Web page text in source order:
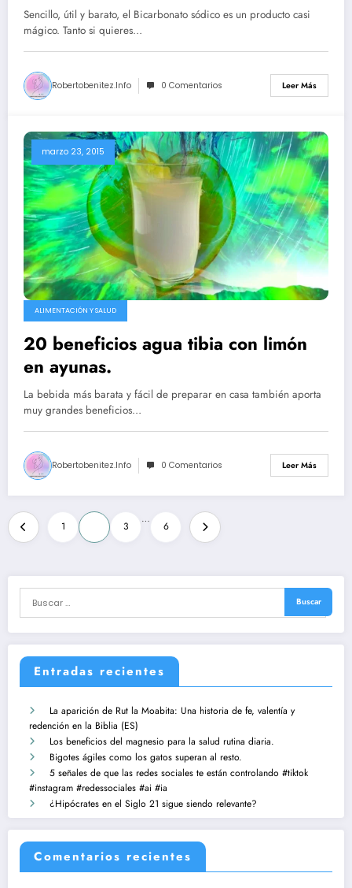
Sencillo, útil y barato, el Bicarbonato sódico es un producto casi
mágico. Tanto si quieres…
Robertobenitez.info 0 Comentarios Leer Más
marzo 23, 2015
ALIMENTACIÓN Y SALUD
20 beneficios agua tibia con limón
en ayunas.
La bebida más barata y fácil de preparar en casa también aporta
muy grandes beneficios…
Robertobenitez.info 0 Comentarios Leer Más
Paginación
de
entradas
1 3
…
6
Entradas recientes
La aparición de Rut la Moabita: Una historia de fe, valentía y
redención en la Biblia (ES)
Los beneficios del magnesio para la salud rutina diaria.
Bigotes ágiles como los gatos superan al resto.
5 señales de que las redes sociales te están controlando #tiktok
#instagram #redessociales #ai #ia
¿Hipócrates en el Siglo 21 sigue siendo relevante?
Comentarios recientes